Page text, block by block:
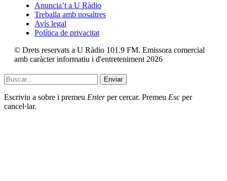
Anuncia’t a U Ràdio
Treballa amb nosaltres
Avís legal
Política de privacitat
© Drets reservats a U Ràdio 101.9 FM. Emissora comercial
amb caràcter informatiu i d'entreteniment 2026
Enviar
Escriviu a sobre i premeu Enterper cercar. Premeu Esc per
cancel·lar.